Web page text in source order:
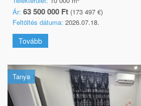
Ár: 63 500 000 Ft (173 497 €)
Feltöltés dátuma: 2026.07.18.
Tovább
Tanya